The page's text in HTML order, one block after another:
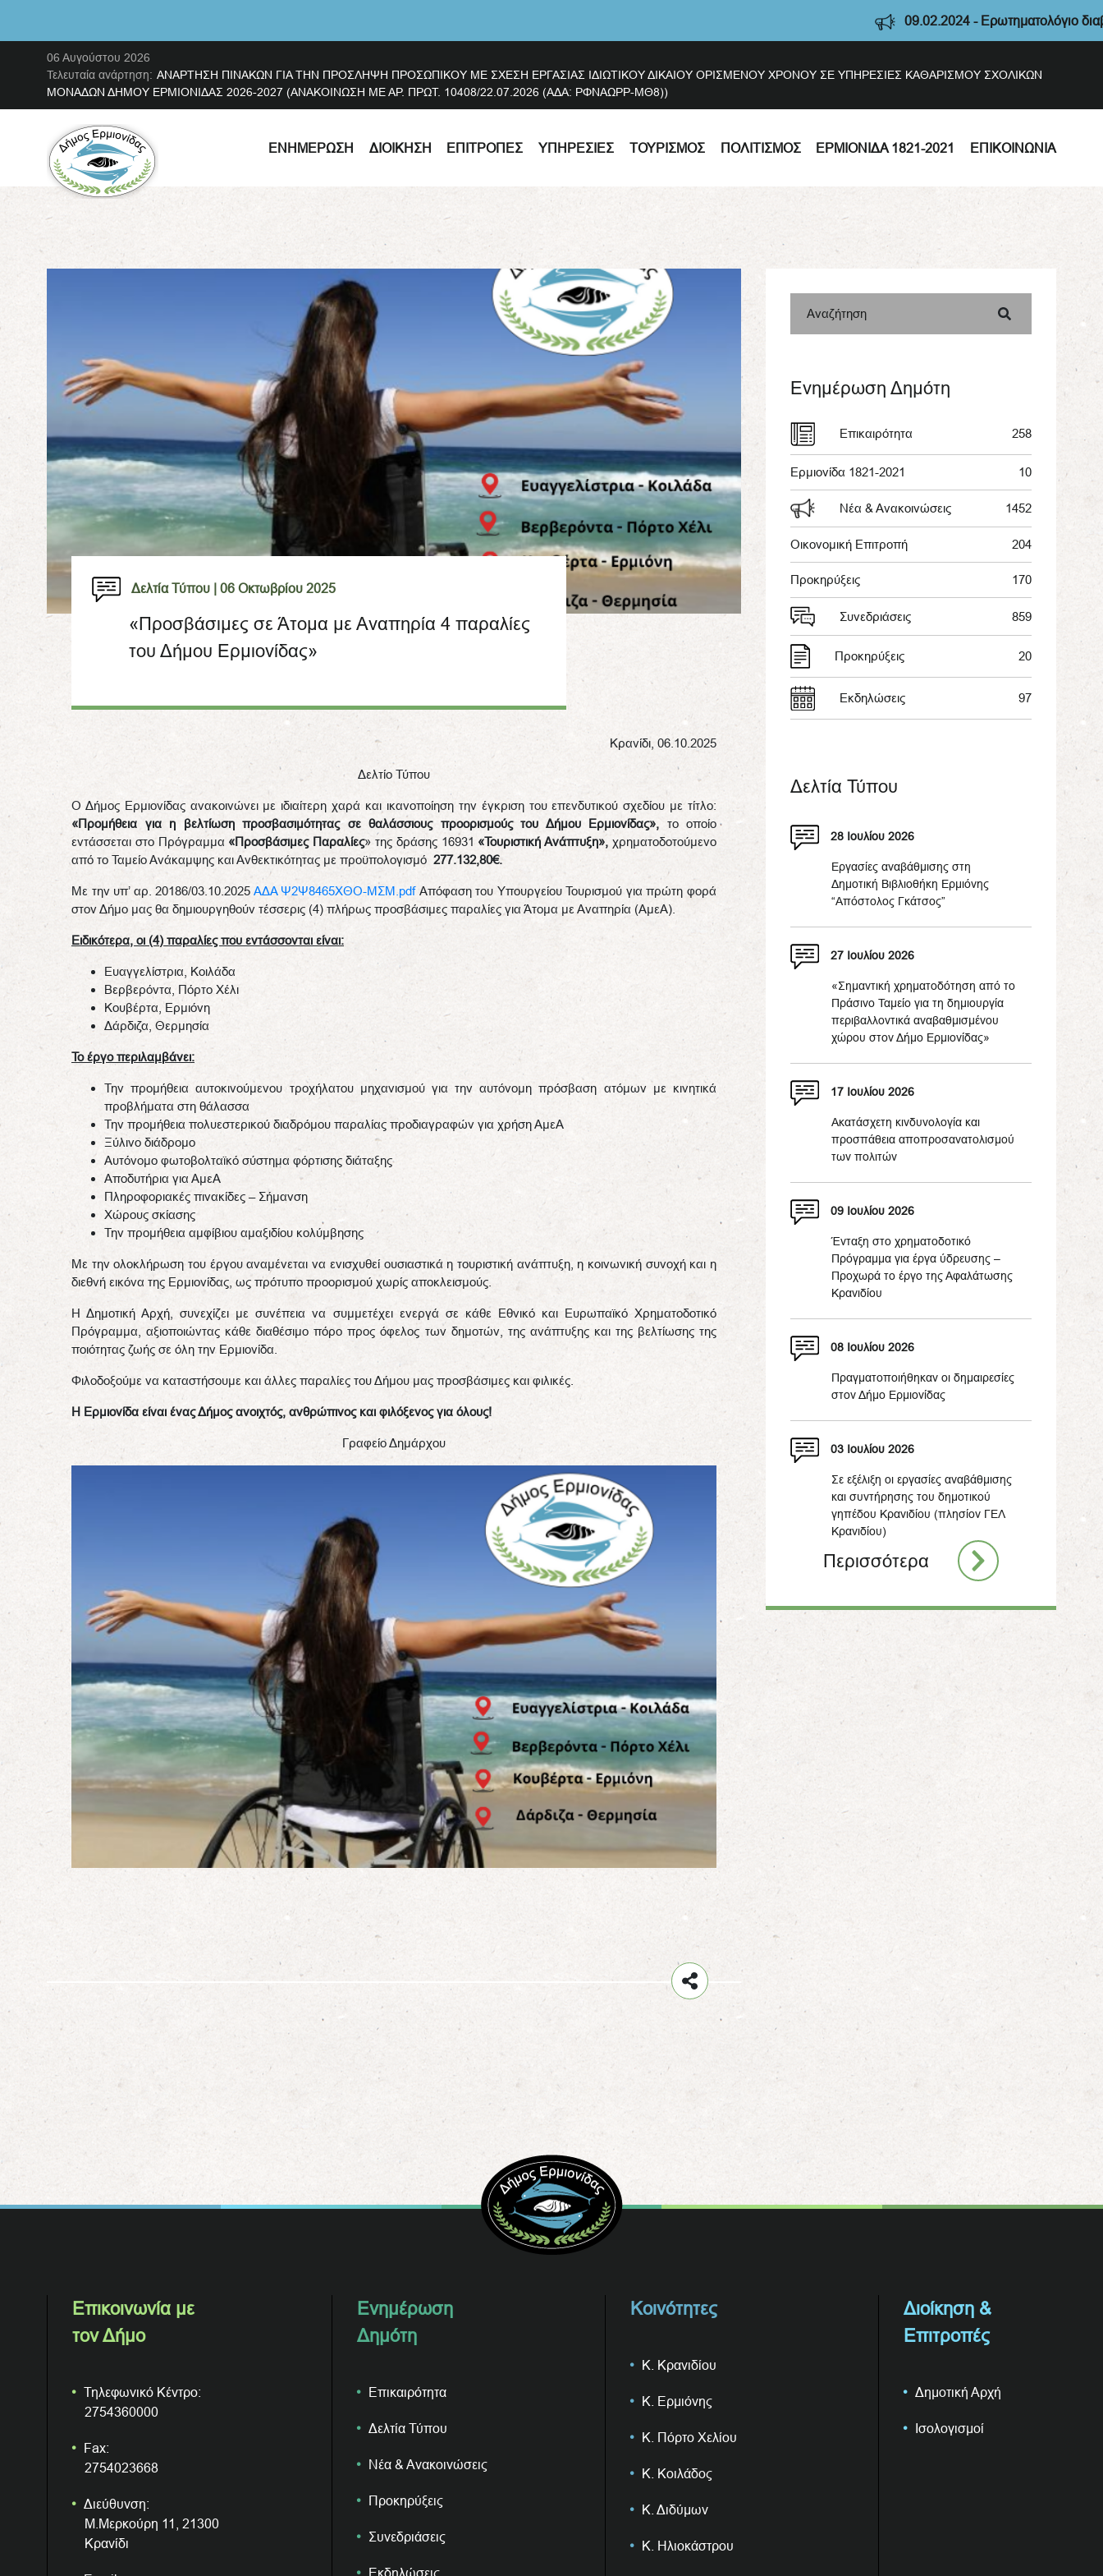
09.02.2024 - Ερωτηματολόγιο διαβούλευσης
06 Αυγούστου 2026
Τελευταία ανάρτηση: ΑΝΑΡΤΗΣΗ ΠΙΝΑΚΩΝ ΓΙΑ ΤΗΝ ΠΡΟΣΛΗΨΗ ΠΡΟΣΩΠΙΚΟΥ ΜΕ ΣΧΕΣΗ ΕΡΓΑΣΙΑΣ ΙΔΙΩΤΙΚΟΥ ΔΙΚΑΙΟΥ ΟΡΙΣΜΕΝΟΥ ΧΡΟΝΟΥ ΣΕ ΥΠΗΡΕΣΙΕΣ ΚΑΘΑΡΙΣΜΟΥ ΣΧΟΛΙΚΩΝ
ΜΟΝΑΔΩΝ ΔΗΜΟΥ ΕΡΜΙΟΝΙΔΑΣ 2026-2027 (ΑΝΑΚΟΙΝΩΣΗ ΜΕ ΑΡ. ΠΡΩΤ. 10408/22.07.2026 (ΑΔΑ: ΡΦΝΑΩΡΡ-ΜΘ8))
ΕΝΗΜΈΡΩΣΗ ΔΙΟΊΚΗΣΗ ΕΠΙΤΡΟΠΈΣ ΥΠΗΡΕΣΊΕΣ ΤΟΥΡΙΣΜΌΣ ΠΟΛΙΤΙΣΜΌΣ ΕΡΜΙΟΝΊΔΑ 1821-2021 ΕΠΙΚΟΙΝΩΝΊΑ
Δελτία Τύπου | 06 Οκτωβρίου 2025
«Προσβάσιμες σε Άτομα με Αναπηρία 4 παραλίες
του Δήμου Ερμιονίδας»
Κρανίδι, 06.10.2025
Δελτίο Τύπου
Ο Δήμος Ερμιονίδας ανακοινώνει με ιδιαίτερη χαρά και ικανοποίηση την έγκριση του επενδυτικού σχεδίου με τίτλο:
«Προμήθεια για η βελτίωση προσβασιμότητας σε θαλάσσιους προορισμούς του Δήμου Ερμιονίδας», το οποίο
εντάσσεται στο Πρόγραμμα «Προσβάσιμες Παραλίες» της δράσης 16931 «Τουριστική Ανάπτυξη», χρηματοδοτούμενο
από το Ταμείο Ανάκαμψης και Ανθεκτικότητας με προϋπολογισμό 277.132,80€.
Με την υπ’ αρ. 20186/03.10.2025 ΑΔΑ Ψ2Ψ8465ΧΘΟ-ΜΣΜ.pdfΑπόφαση του Υπουργείου Τουρισμού για πρώτη φορά
στον Δήμο μας θα δημιουργηθούν τέσσερις (4) πλήρως προσβάσιμες παραλίες για Άτομα με Αναπηρία (ΑμεΑ).
Ειδικότερα, οι (4) παραλίες που εντάσσονται είναι:
Ευαγγελίστρια, Κοιλάδα
Βερβερόντα, Πόρτο Χέλι
Κουβέρτα, Ερμιόνη
Δάρδιζα, Θερμησία
Το έργο περιλαμβάνει:
Την προμήθεια αυτοκινούμενου τροχήλατου μηχανισμού για την αυτόνομη πρόσβαση ατόμων με κινητικά
προβλήματα στη θάλασσα
Την προμήθεια πολυεστερικού διαδρόμου παραλίας προδιαγραφών για χρήση ΑμεΑ
Ξύλινο διάδρομο
Αυτόνομο φωτοβολταϊκό σύστημα φόρτισης διάταξης
Αποδυτήρια για ΑμεΑ
Πληροφοριακές πινακίδες – Σήμανση
Χώρους σκίασης
Την προμήθεια αμφίβιου αμαξιδίου κολύμβησης
Με την ολοκλήρωση του έργου αναμένεται να ενισχυθεί ουσιαστικά η τουριστική ανάπτυξη, η κοινωνική συνοχή και η
διεθνή εικόνα της Ερμιονίδας, ως πρότυπο προορισμού χωρίς αποκλεισμούς.
Η Δημοτική Αρχή, συνεχίζει με συνέπεια να συμμετέχει ενεργά σε κάθε Εθνικό και Ευρωπαϊκό Χρηματοδοτικό
Πρόγραμμα, αξιοποιώντας κάθε διαθέσιμο πόρο προς όφελος των δημοτών, της ανάπτυξης και της βελτίωσης της
ποιότητας ζωής σε όλη την Ερμιονίδα.
Φιλοδοξούμε να καταστήσουμε και άλλες παραλίες του Δήμου μας προσβάσιμες και φιλικές.
Η Ερμιονίδα είναι ένας Δήμος ανοιχτός, ανθρώπινος και φιλόξενος για όλους!
Γραφείο Δημάρχου
Αναζήτηση
Ενημέρωση Δημότη
Επικαιρότητα 258
Ερμιονίδα 1821-2021 10
Νέα & Ανακοινώσεις 1452
Οικονομική Επιτροπή 204
Προκηρύξεις 170
Συνεδριάσεις 859
Προκηρύξεις 20
Εκδηλώσεις 97
Δελτία Τύπου
28 Ιουλίου 2026
Εργασίες αναβάθμισης στη
Δημοτική Βιβλιοθήκη Ερμιόνης
“Απόστολος Γκάτσος”
27 Ιουλίου 2026
«Σημαντική χρηματοδότηση από το
Πράσινο Ταμείο για τη δημιουργία
περιβαλλοντικά αναβαθμισμένου
χώρου στον Δήμο Ερμιονίδας»
17 Ιουλίου 2026
Ακατάσχετη κινδυνολογία και
προσπάθεια αποπροσανατολισμού
των πολιτών
09 Ιουλίου 2026
Ένταξη στο χρηματοδοτικό
Πρόγραμμα για έργα ύδρευσης –
Προχωρά το έργο της Αφαλάτωσης
Κρανιδίου
08 Ιουλίου 2026
Πραγματοποιήθηκαν οι δημαιρεσίες
στον Δήμο Ερμιονίδας
03 Ιουλίου 2026
Σε εξέλιξη οι εργασίες αναβάθμισης
και συντήρησης του δημοτικού
γηπέδου Κρανιδίου (πλησίον ΓΕΛ
Κρανιδίου)
Περισσότερα
Επικοινωνία με
τον Δήμο
Τηλεφωνικό Κέντρο:
2754360000
Fax:
2754023668
Διεύθυνση:
Μ.Μερκούρη 11, 21300
Κρανίδι
Ενημέρωση
Δημότη
Επικαιρότητα
Δελτία Τύπου
Νέα & Ανακοινώσεις
Προκηρύξεις
Συνεδριάσεις
Εκδηλώσεις
Κοινότητες
Κ. Κρανιδίου
Κ. Ερμιόνης
Κ. Πόρτο Χελίου
Κ. Κοιλάδος
Κ. Διδύμων
Κ. Ηλιοκάστρου
Διοίκηση &
Επιτροπές
Δημοτική Αρχή
Ισολογισμοί